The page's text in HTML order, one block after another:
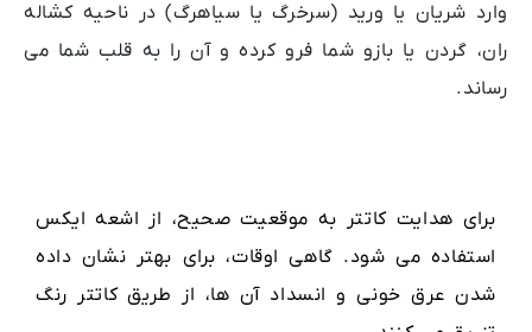
وارد شریان یا ورید (سرخرگ یا سیاهرگ) در ناحیه کشاله
ران، گردن یا بازو شما فرو کرده و آن را به قلب شما می
رساند.
برای هدایت کاتتر به موقعیت صحیح، از اشعه ایکس
استفاده می شود. گاهی اوقات، برای بهتر نشان داده
شدن عرق خونی و انسداد آن ها، از طریق کاتتر رنگ